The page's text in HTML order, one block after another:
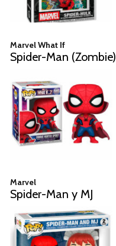
Marvel What If
Spider-Man (Zombie)
Marvel
Spider-Man y MJ